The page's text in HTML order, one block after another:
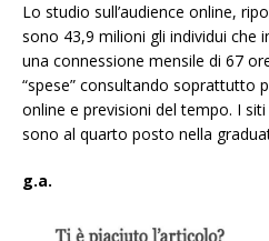
Lo studio sull’audience online,
sono 43,9 milioni gli individui che
una connessione mensile di 67
“spese” consultando soprattutto
online e previsioni del tempo. I
sono al quarto posto nella
g.a.